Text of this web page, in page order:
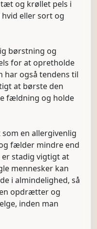
tæt og krøllet pels i
eller sort og
børstning og
for at opretholde
har også tendens til
at børste den
fældning og holde
en allergivenlig
fælder mindre end
er stadig vigtigt at
mennesker kan
i almindelighed, så
opdrætter og
inden man